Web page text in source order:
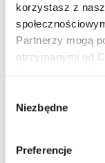
korzystasz z
Partnerzy mogą
otrzymanymi od
zgody
Niezbędne
Preferencje
Czytając
Po rewolucji
ulice Teheranu
fundamentaliści
Taki stan rzeczy